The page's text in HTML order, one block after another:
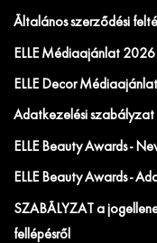
Általános szerződési
ELLE Médiaajánlat 2026
ELLE Decor
Adatkezelési szabályzat
ELLE Beauty Awards -
ELLE Beauty Awards -
SZABÁLYZAT a
fellépésről